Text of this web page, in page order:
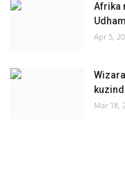
Afrika
Apr 5,
Mar 18,